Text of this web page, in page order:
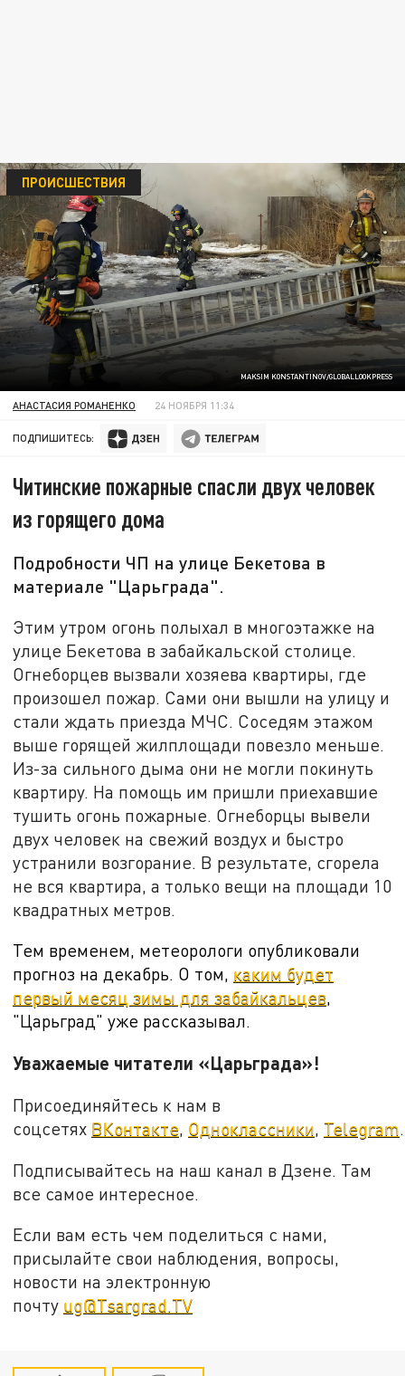
MAKSIM KONSTANTINOV/GLOBALLOOKPRESS
ПРОИСШЕСТВИЯ
АНАСТАСИЯ РОМАНЕНКО 24 НОЯБРЯ 11:34
ПОДПИШИТЕСЬ:
Читинские пожарные спасли двух человек
из горящего дома
Подробности ЧП на улице Бекетова в
материале "Царьграда".
Этим утром огонь полыхал в многоэтажке на
улице Бекетова в забайкальской столице.
Огнеборцев вызвали хозяева квартиры, где
произошел пожар. Сами они вышли на улицу и
стали ждать приезда МЧС. Соседям этажом
выше горящей жилплощади повезло меньше.
Из-за сильного дыма они не могли покинуть
квартиру. На помощь им пришли приехавшие
тушить огонь пожарные. Огнеборцы вывели
двух человек на свежий воздух и быстро
устранили возгорание. В результате, сгорела
не вся квартира, а только вещи на площади 10
квадратных метров.
Тем временем, метеорологи опубликовали
прогноз на декабрь. О том, каким будет
первый месяц зимы для забайкальцев,
"Царьград" уже рассказывал.
Уважаемые читатели «Царьграда»!
Присоединяйтесь к нам в
соцсетях ВКонтакте, Одноклассники, Telegram.
Подписывайтесь на наш канал в Дзене. Там
все самое интересное.
Если вам есть чем поделиться с нами,
присылайте свои наблюдения, вопросы,
новости на электронную
почту ug@Tsargrad.TV